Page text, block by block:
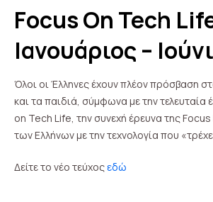
Focus On Tech
Ιανουάριος –
Όλοι οι Έλληνες έχουν πλέον πρόσβαση
και τα παιδιά, σύμφωνα με την τελευταία
on Tech Life, την συνεχή έρευνα της Focus
των Ελλήνων με την τεχνολογία που
Δείτε το νέο τεύχοςεδώ